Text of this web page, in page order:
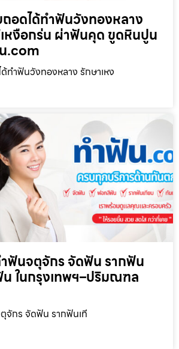
อดได้ทำฟันวังทองหลาง
หงือกร่น ผ่าฟันคุด ขูดหินปูน
.com
ำฟันวังทองหลาง รักษาเหง
ฟันจตุจักร จัดฟัน รากฟัน
ในกรุงเทพฯ–ปริมณฑล
จักร จัดฟัน รากฟันเที